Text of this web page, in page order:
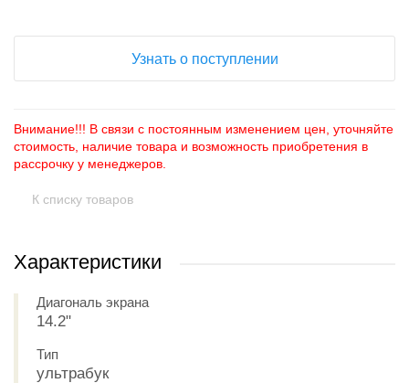
Узнать о поступлении
Внимание!!! В связи с постоянным изменением цен, уточняйте
стоимость, наличие товара и возможность приобретения в
рассрочку у менеджеров.
К списку товаров
Характеристики
Диагональ экрана
14.2"
Тип
ультрабук